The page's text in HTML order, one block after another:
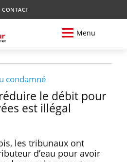
CONTACT
Menu
condamné
réduire le débit pour
est illégal
les tribunaux ont
d’eau pour avoir